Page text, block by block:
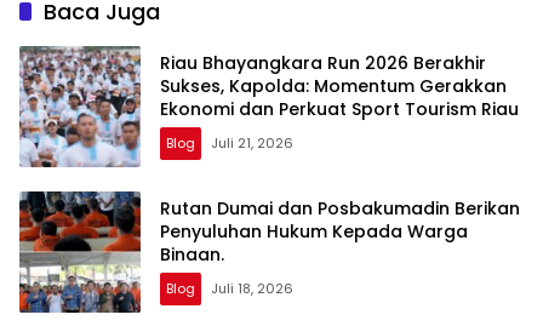
Baca Juga
Riau Bhayangkara Run 2026 Berakhir
Sukses, Kapolda: Momentum Gerakkan
Ekonomi dan Perkuat Sport Tourism Riau
Blog Juli 21, 2026
Rutan Dumai dan Posbakumadin Berikan
Penyuluhan Hukum Kepada Warga
Binaan.
Blog Juli 18, 2026